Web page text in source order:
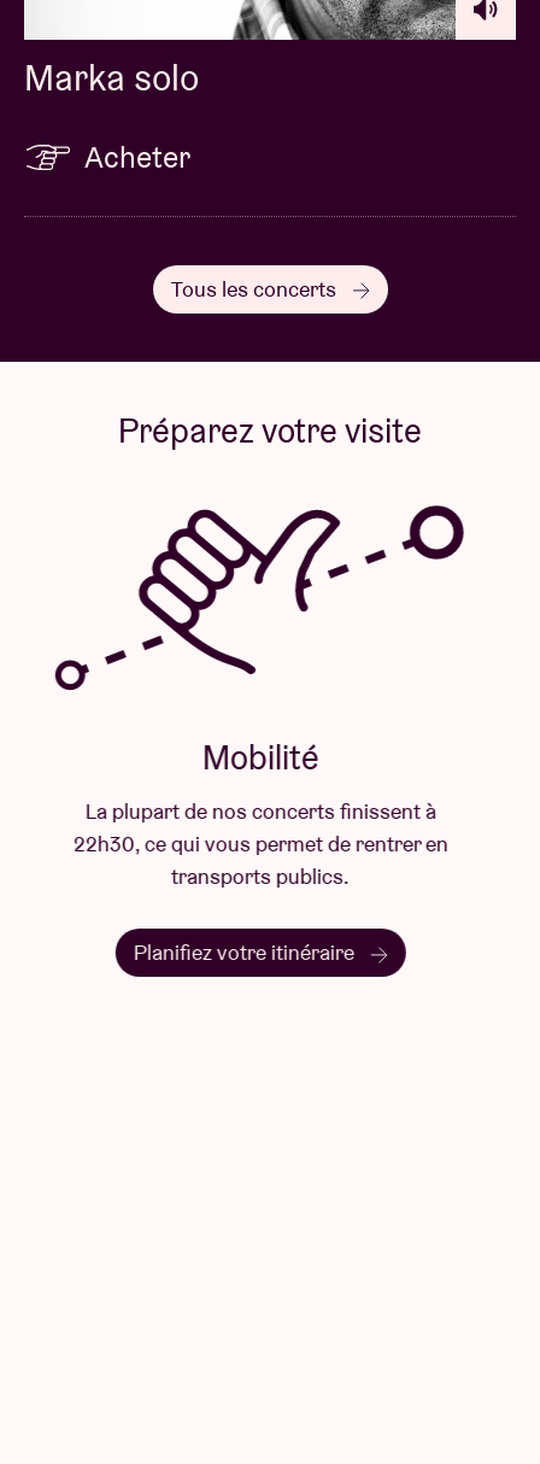
Marka solo
Acheter
Tous les concerts
Préparez votre visite
Mobilité
La plupart de nos concerts finissent à
22h30, ce qui vous permet de rentrer en
transports publics.
Planifiez votre itinéraire